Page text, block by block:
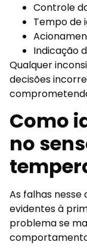
Controle
Tempo de
Indicação
Qualquer
decisões
Como
no
As falhas
evidentes à
problema se